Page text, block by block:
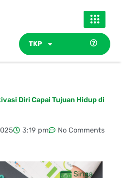
TKP
Diri Capai Tujuan Hidup di
3:19 pm No Comments